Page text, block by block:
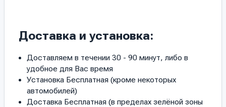
Доставка и установка:
Доставляем в течении 30 - 90 минут, либо в
удобное для Вас время
Установка Бесплатная (кроме некоторых
автомобилей)
Доставка Бесплатная (в пределах зелёной зоны